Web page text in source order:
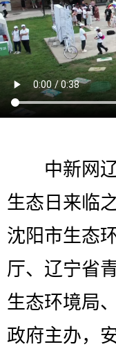
中新网辽
生态日来临
沈阳市生态
厅、辽宁省
生态环境局
政府主办，